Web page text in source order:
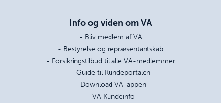
Info og viden om VA
- Bliv medlem af VA
- Bestyrelse og repræsentantskab
- Forsikringstilbud til alle VA-medlemmer
- Guide til Kundeportalen
- Download VA-appen
- VA Kundeinfo